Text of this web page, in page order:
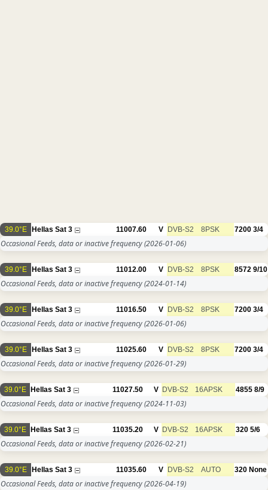
39.0°E Hellas Sat 3 11007.60 V DVB-S2 8PSK 7200 3/4
Occasional Feeds, data or inactive frequency(2026-01-06)
39.0°E Hellas Sat 3 11012.00 V DVB-S2 8PSK 8572 9/10
Occasional Feeds, data or inactive frequency(2024-01-14)
39.0°E Hellas Sat 3 11016.50 V DVB-S2 8PSK 7200 3/4
Occasional Feeds, data or inactive frequency(2026-01-06)
39.0°E Hellas Sat 3 11025.60 V DVB-S2 8PSK 7200 3/4
Occasional Feeds, data or inactive frequency(2026-01-29)
39.0°E Hellas Sat 3 11027.50 V DVB-S2 16APSK 4855 8/9
Occasional Feeds, data or inactive frequency(2024-11-03)
39.0°E Hellas Sat 3 11035.20 V DVB-S2 16APSK 320 5/6
Occasional Feeds, data or inactive frequency(2026-02-21)
39.0°E Hellas Sat 3 11035.60 V DVB-S2 AUTO 320 None
Occasional Feeds, data or inactive frequency(2026-04-19)